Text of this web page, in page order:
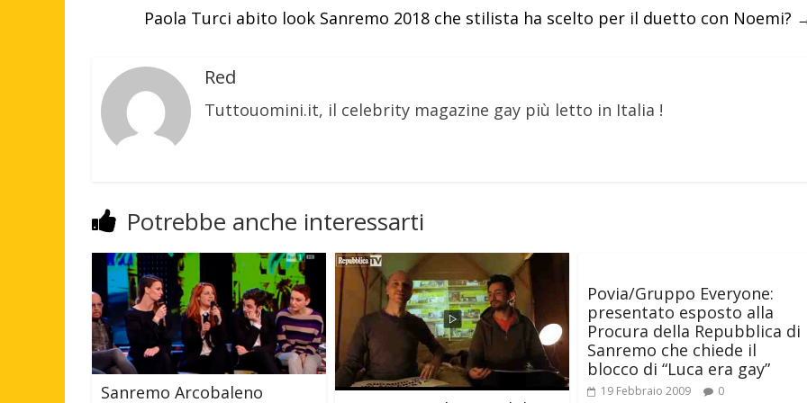
Paola Turci abito look Sanremo 2018 che stilista ha scelto per il duetto con Noemi?
Red
Tuttouomini.it, il celebrity magazine gay più letto in Italia !
Potrebbe anche interessarti
Sanremo Arcobaleno
Povia/Gruppo Everyone:
presentato esposto alla
Procura della Repubblica di
Sanremo che chiede il
blocco di “Luca era gay”
19 Febbraio 2009 0